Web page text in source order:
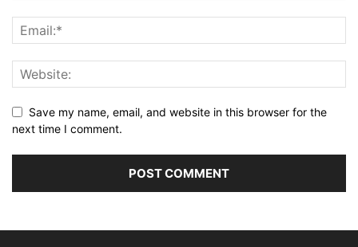
Save my name, email, and website in this browser for the
next time I comment.